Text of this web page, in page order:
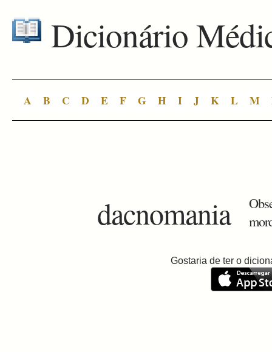
Dicionário
A B C D E F G H I J K L M
dacnomania
Gostaria de ter o